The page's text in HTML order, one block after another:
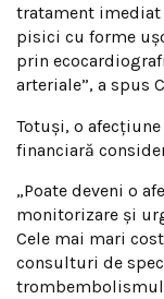
tratament
pisici cu forme
prin
arteriale”, a spus
Totuși, o
financiară
„Poate deveni o
monitorizare și
Cele mai mari
consulturi de